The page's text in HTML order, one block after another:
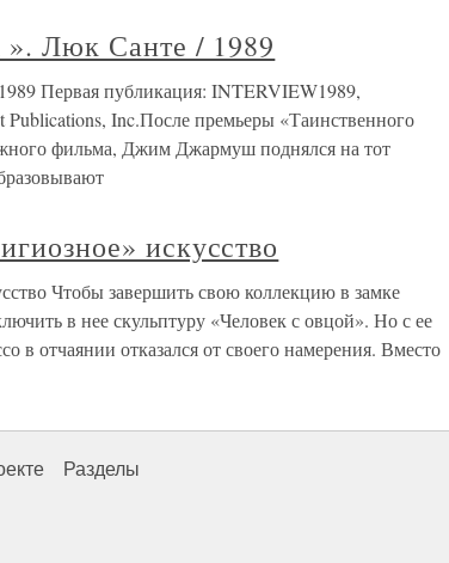
». Люк Санте / 1989
Первая публикация: INTERVIEW1989,
Publications, Inc.После премьеры «Таинственного
фильма, Джим Джармуш поднялся на тот
искусство
Чтобы завершить свою коллекцию в замке
в нее скульптуру «Человек с овцой». Но с ее
в отчаянии отказался от своего намерения. Вместо
Разделы